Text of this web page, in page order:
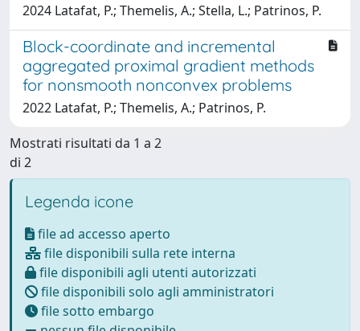
2024 Latafat, P.; Themelis, A.; Stella, L.; Patrinos, P.
Block-coordinate and incremental
aggregated proximal gradient methods
for nonsmooth nonconvex problems
2022 Latafat, P.; Themelis, A.; Patrinos, P.
Mostrati risultati da 1 a 2
di 2
Legenda icone
file ad accesso aperto
file disponibili sulla rete interna
file disponibili agli utenti autorizzati
file disponibili solo agli amministratori
file sotto embargo